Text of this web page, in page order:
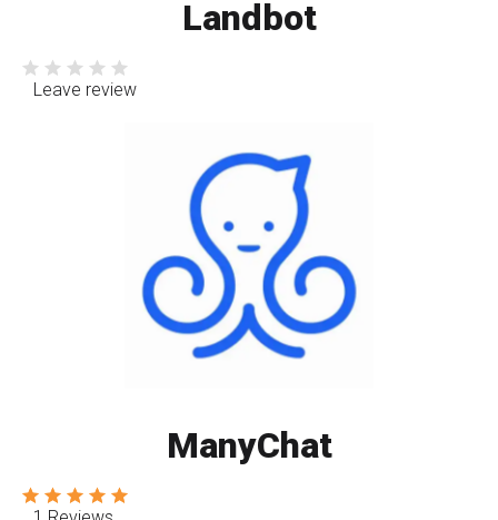
Landbot
Leave review
ManyChat